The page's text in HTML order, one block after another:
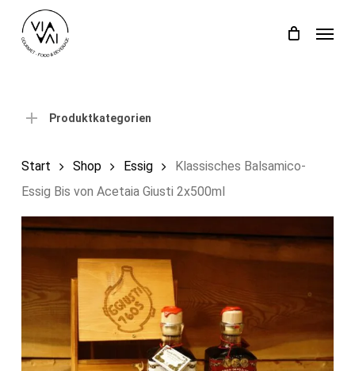
Einkaufswagen Close
Produktkategorien
Start Shop Essig
Klassisches Balsamico-
Essig Bis von Acetaia Giusti 2x500ml